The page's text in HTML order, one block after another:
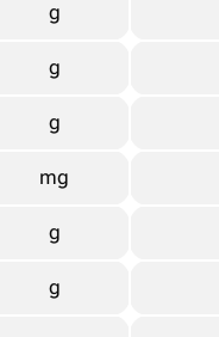
g
g
g
mg
g
g